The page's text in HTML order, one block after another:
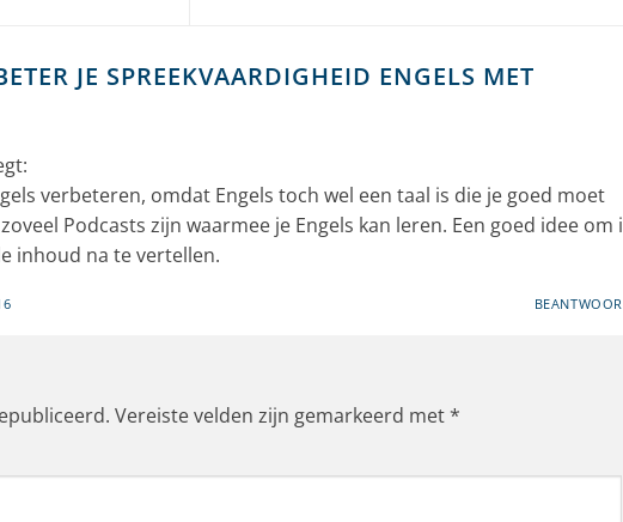
JE SPREEKVAARDIGHEID ENGELS MET
verbeteren, omdat Engels toch wel een taal is die je goed moet
Podcasts zijn waarmee je Engels kan leren. Een goed idee om
inhoud na te vertellen.
Vereiste velden zijn gemarkeerd met*